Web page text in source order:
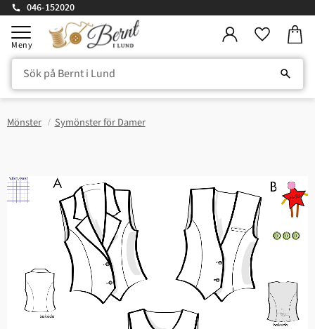
Meny
046-152020
Mönster Symönster för Damer